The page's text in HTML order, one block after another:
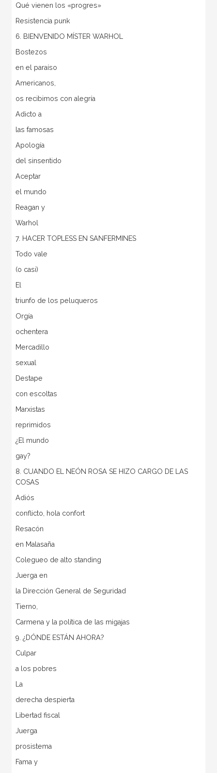
Qué vienen los «progres»
Resistencia punk
6. BIENVENIDO MÍSTER WARHOL
Bostezos
en el paraíso
Americanos,
os recibimos con alegría
Adicto a
las famosas
Apología
del sinsentido
Aceptar
el mundo
Reagan y
Warhol
7. HACER TOPLESS EN SANFERMINES
Todo vale
(o casi)
El
triunfo de los peluqueros
Orgía
ochentera
Mercadillo
sexual
Destape
con escoltas
Marxistas
reprimidos
¿El mundo
gay?
8. CUANDO EL NEÓN ROSA SE HIZO CARGO DE LAS
COSAS
Adiós
conflicto, hola confort
Resacón
en Malasaña
Colegueo de alto standing
Juerga en
la Dirección General de Seguridad
Tierno,
Carmena y la política de las migajas
9. ¿DÓNDE ESTÁN AHORA?
Culpar
a los pobres
La
derecha despierta
Libertad fiscal
Juerga
prosistema
Fama y